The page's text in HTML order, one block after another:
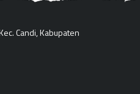
Candi, Kabupaten